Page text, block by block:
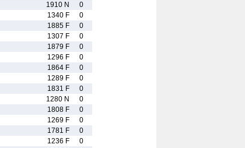
1910 N
0
1340 F
0
1885 F
0
1307 F
0
1879 F
0
1296 F
0
1864 F
0
1289 F
0
1831 F
0
1280 N
0
1808 F
0
1269 F
0
1781 F
0
1236 F
0